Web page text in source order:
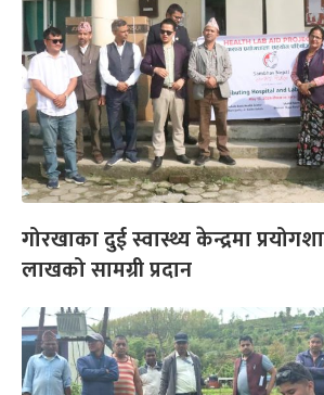
गोरखाका दुई स्वास्थ्य केन्द्रमा
लाखको सामग्री प्रदान